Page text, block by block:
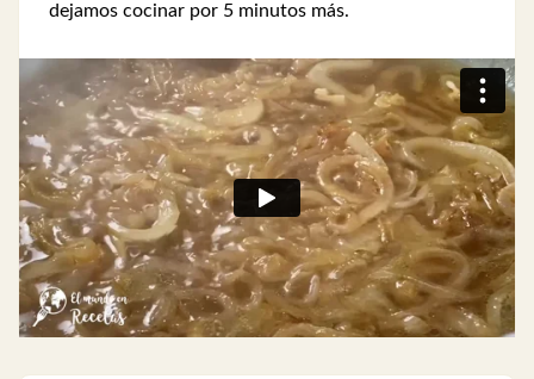
dejamos cocinar por 5 minutos más.